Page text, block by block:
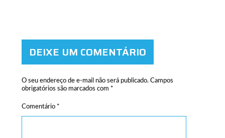
DEIXE UM COMENTÁRIO
O seu endereço de e-mail não será publicado. Campos
obrigatórios são marcados com *
Comentário *